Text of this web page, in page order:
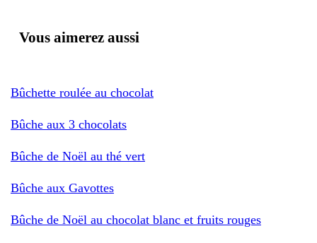
Vous aimerez aussi
Bûchette roulée au chocolat
Bûche aux 3 chocolats
Bûche de Noël au thé vert
Bûche aux Gavottes
Bûche de Noël au chocolat blanc et fruits rouges